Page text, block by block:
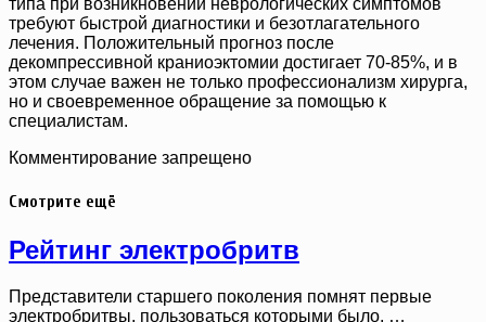
типа при возникновении неврологических симптомов
требуют быстрой диагностики и безотлагательного
лечения. Положительный прогноз после
декомпрессивной краниоэктомии достигает 70-85%, и в
этом случае важен не только профессионализм хирурга,
но и своевременное обращение за помощью к
специалистам.
Комментирование запрещено
Смотрите ещё
Рейтинг электробритв
Представители старшего поколения помнят первые
электробритвы, пользоваться которыми было, …